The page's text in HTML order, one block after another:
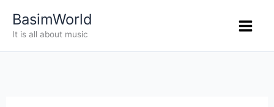
BasimWorld
It is all about music